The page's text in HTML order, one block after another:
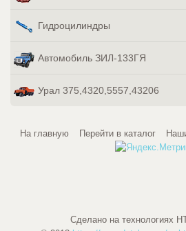
Гидроцилиндры
Автомобиль ЗИЛ-133ГЯ
Урал 375,4320,5557,43206
На главную Перейти в каталог
Сделано на технологиях